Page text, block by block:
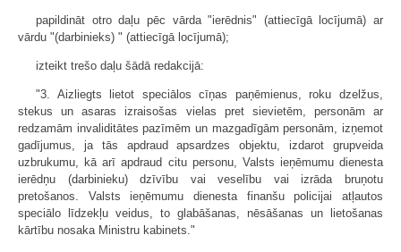
papildināt otro daļu pēc vārda "ierēdnis" (attiecīgā locījumā) ar
vārdu "(darbinieks) " (attiecīgā locījumā);
izteikt trešo daļu šādā redakcijā:
"3. Aizliegts lietot speciālos cīņas paņēmienus, roku dzelžus,
stekus un asaras izraisošas vielas pret sievietēm, personām ar
redzamām invaliditātes pazīmēm un mazgadīgām personām, izņemot
gadījumus, ja tās apdraud apsardzes objektu, izdarot grupveida
uzbrukumu, kā arī apdraud citu personu, Valsts ieņēmumu dienesta
ierēdņu (darbinieku) dzīvību vai veselību vai izrāda bruņotu
pretošanos. Valsts ieņēmumu dienesta finanšu policijai atļautos
speciālo līdzekļu veidus, to glabāšanas, nēsāšanas un lietošanas
kārtību nosaka Ministru kabinets."